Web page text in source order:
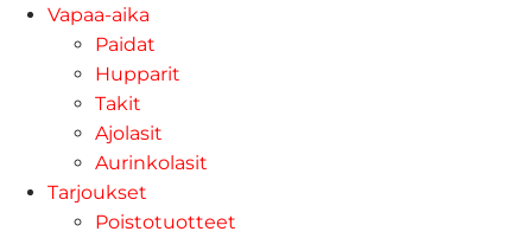
Vapaa-aika
Paidat
Hupparit
Takit
Ajolasit
Aurinkolasit
Tarjoukset
Poistotuotteet